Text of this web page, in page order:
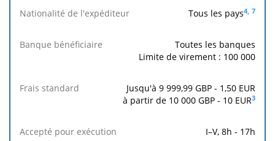
banque
l'expéditeur
Banque
standard
pour
exécution
banque
bénéficiaire
Tous les pays4, 7
Toutes les banques
Limite de virement : 100 000
Jusqu'à 9 999,99 GBP - 1,50 EUR
à partir de 10 000 GBP - 10 EUR3
I–V, 8h - 17h